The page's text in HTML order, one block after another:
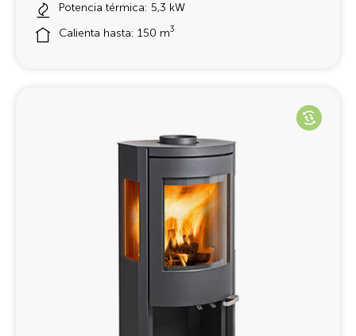
Potencia térmica: 5,3 kW
Calienta hasta: 150 m3